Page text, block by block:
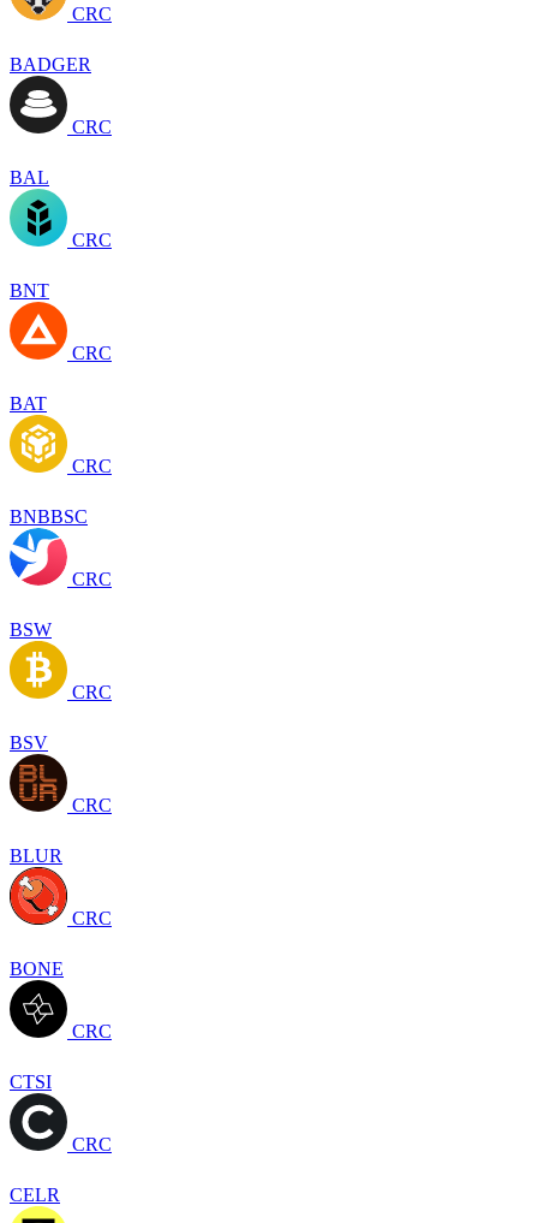
CRC
BADGER
CRC
BAL
CRC
BNT
CRC
BAT
CRC
BNBBSC
CRC
BSW
CRC
BSV
CRC
BLUR
CRC
BONE
CRC
CTSI
CRC
CELR